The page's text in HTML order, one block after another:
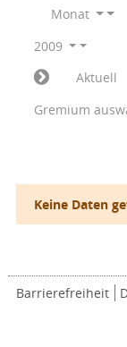
Monat
2009
Aktuell
Gremium
Keine Daten
Barrierefreiheit